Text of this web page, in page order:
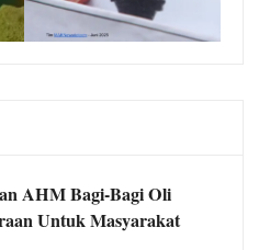
AHM Bagi-Bagi Oli
Untuk Masyarakat